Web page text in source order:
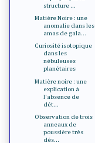
structure ...
Matière Noire : une
anomalie dans les
amas de gala...
Curiosité isotopique
dans les
nébuleuses
planétaires
Matière noire : une
explication à
l'absence de
dét...
Observation de trois
anneaux de
poussière très
dés...